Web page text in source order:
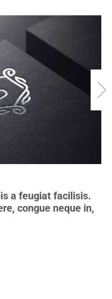
a feugiat facilisis.
congue neque in,